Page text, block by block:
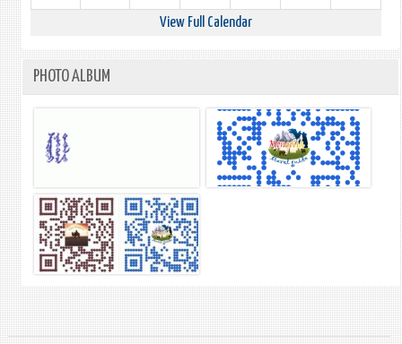
View Full Calendar
PHOTO ALBUM